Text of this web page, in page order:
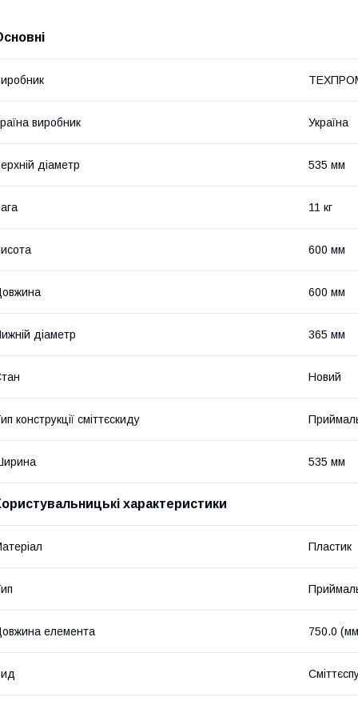
виробник Україна
діаметр 535 мм
11 кг
600 мм
600 мм
діаметр 365 мм
Новий
конструкції сміттєскиду
535 мм
характеристики
Пластик
елемента 750.0